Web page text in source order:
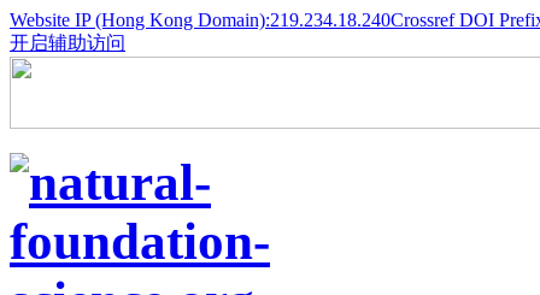
Website IP (Hong Kong Domain):219.234.18.240Crossref DOI
开启辅助访问